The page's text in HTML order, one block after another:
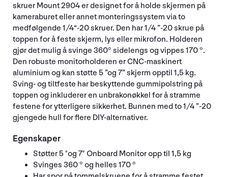
skruer Mount 2904 er designet for å holde skjermen på
kameraburet eller annet monteringssystem via to
medfølgende 1/4“-20 skruer. Den har 1/4 ”-20 skrue på
toppen for å feste skjerm, lys eller mikrofon. Holderen
gjør det mulig å svinge 360° sidelengs og vippes 170 °.
Den robuste monitorholderen er CNC-maskinert
aluminium og kan støtte 5 ”og 7” skjerm opptil 1,5 kg.
Sving- og tiltfeste har beskyttende gummipolstring på
toppen og inkluderer en unbrakonøkkel for å stramme
festene for ytterligere sikkerhet. Bunnen med to 1/4 ”-20
gjengede hull for flere DIY-alternativer.
Egenskaper
Støtter 5 "og 7" Onboard Monitor opp til 1,5 kg
Svinges 360 ° og helles 170 °